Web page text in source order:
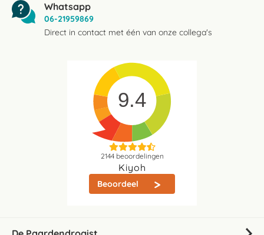
Whatsapp
06-21959869
Direct in contact met één van onze collega's
9.4
2144beoordelingen
Kiyoh
Beoordeel